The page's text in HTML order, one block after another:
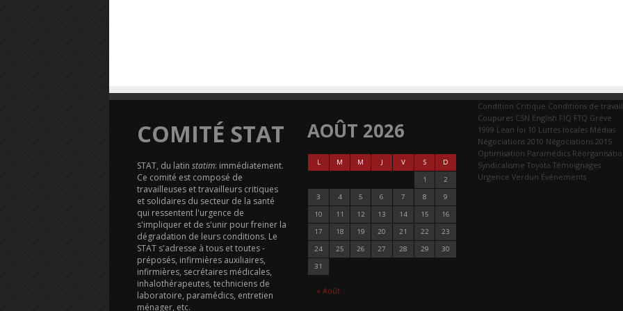
COMITÉ STAT
STAT, du latin statim: immédiatement.
Ce comité est composé de
travailleuses et travailleurs critiques
et solidaires du secteur de la santé
qui ressentent l'urgence de
s'impliquer et de s'unir pour freiner la
dégradation de leurs conditions. Le
STAT s'adresse à tous et toutes -
préposés, infirmières auxiliaires,
infirmières, secrétaires médicales,
inhalothérapeutes, techniciens de
laboratoire, paramédics, entretien
ménager, etc.
AOÛT 2026
L M M J V S D
« Août
1
2
3
4 5 6 7 8
9
10
11 12 13 14 15
16
17
18 19 20 21 22
23
24
25 26 27 28 29
30
31
Condition Critique Conditions de travail
Coupures CSN English FIQ FTQ Grève
1999 Lean loi 10 Luttes locales Médias
Négociations 2010 Négociations 2015
Optimisation Paramédics
Syndicalisme Toyota Témoignages
Urgence Verdun Événements